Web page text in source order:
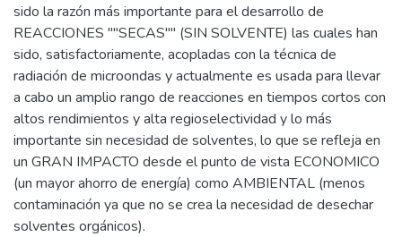
sido la razón más importante para el desarrollo de
REACCIONES ""SECAS"" (SIN SOLVENTE) las cuales han
sido, satisfactoriamente, acopladas con la técnica de
radiación de microondas y actualmente es usada para llevar
a cabo un amplio rango de reacciones en tiempos cortos con
altos rendimientos y alta regioselectividad y lo más
importante sin necesidad de solventes, lo que se refleja en
un GRAN IMPACTO desde el punto de vista ECONOMICO
(un mayor ahorro de energía) como AMBIENTAL (menos
contaminación ya que no se crea la necesidad de desechar
solventes orgánicos).